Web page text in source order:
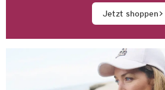
Jetzt shoppen